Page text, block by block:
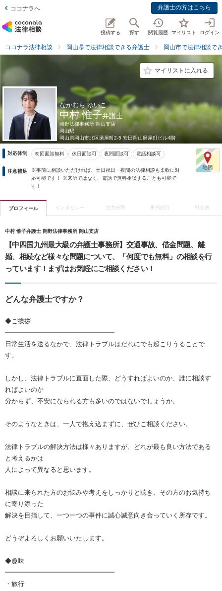
ココナラへ 弁護士の方はこちら
投稿する 探す 閲覧履歴 マイリスト ログイン
ココナラ法律相談 岡山県で法律相談できる弁護士 岡山市で法律相談で
マイリストに入れる
なかむら ゆいこ
中村 惟子弁護士
岡野法律事務所 岡山支店
岡山駅
岡山県岡山市北区磨屋町2-5 安田岡山磨屋町ビル4階
対応体制 初回面談無料 休日面談可 夜間面談可 電話相談可
注意補足
※事前に相談いただければ、土日祝日・夜間の法律相談も柔軟に対
応可能です！ ※来所ではなく、電話で無料相談することも可能で
す！
プロフィール インタビュー 注力分野 事例紹介 料金表
中村 惟子弁護士 岡野法律事務所 岡山支店
【中四国九州最大級の弁護士事務所】交通事故、借金問題、離
婚、相続など様々な問題について、「何度でも無料」の相談を行
っています！まずはお気軽にご相談ください！
どんな弁護士ですか？
◆ご挨拶
━━━━━━━━━━━━━━━━━
日常生活を送るなかで、法律トラブルはだれにでも起こりうることで
す。
しかし、法律トラブルに直面した際、どうすればよいのか、誰に相談す
ればよいのか
分からず、不安になられる方も多いのではないでしょうか。
そのようなときは、一人で抱え込まずに、ぜひご相談ください。
法律トラブルの解決方法は様々ありますが、どれが最も良い方法である
と考えるかは
人によって異なると思います。
相談に来られた方のお悩みや考えをしっかりと聴き、その方のお気持ち
に寄り添った
解決を目指して、一つ一つの事件に誠心誠意向き合っていく所存です。
どうぞよろしくお願いいたします。
◆趣味
━━━━━━━━━━━━━━━━━
・旅行